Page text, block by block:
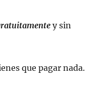
y sin
que pagar nada.